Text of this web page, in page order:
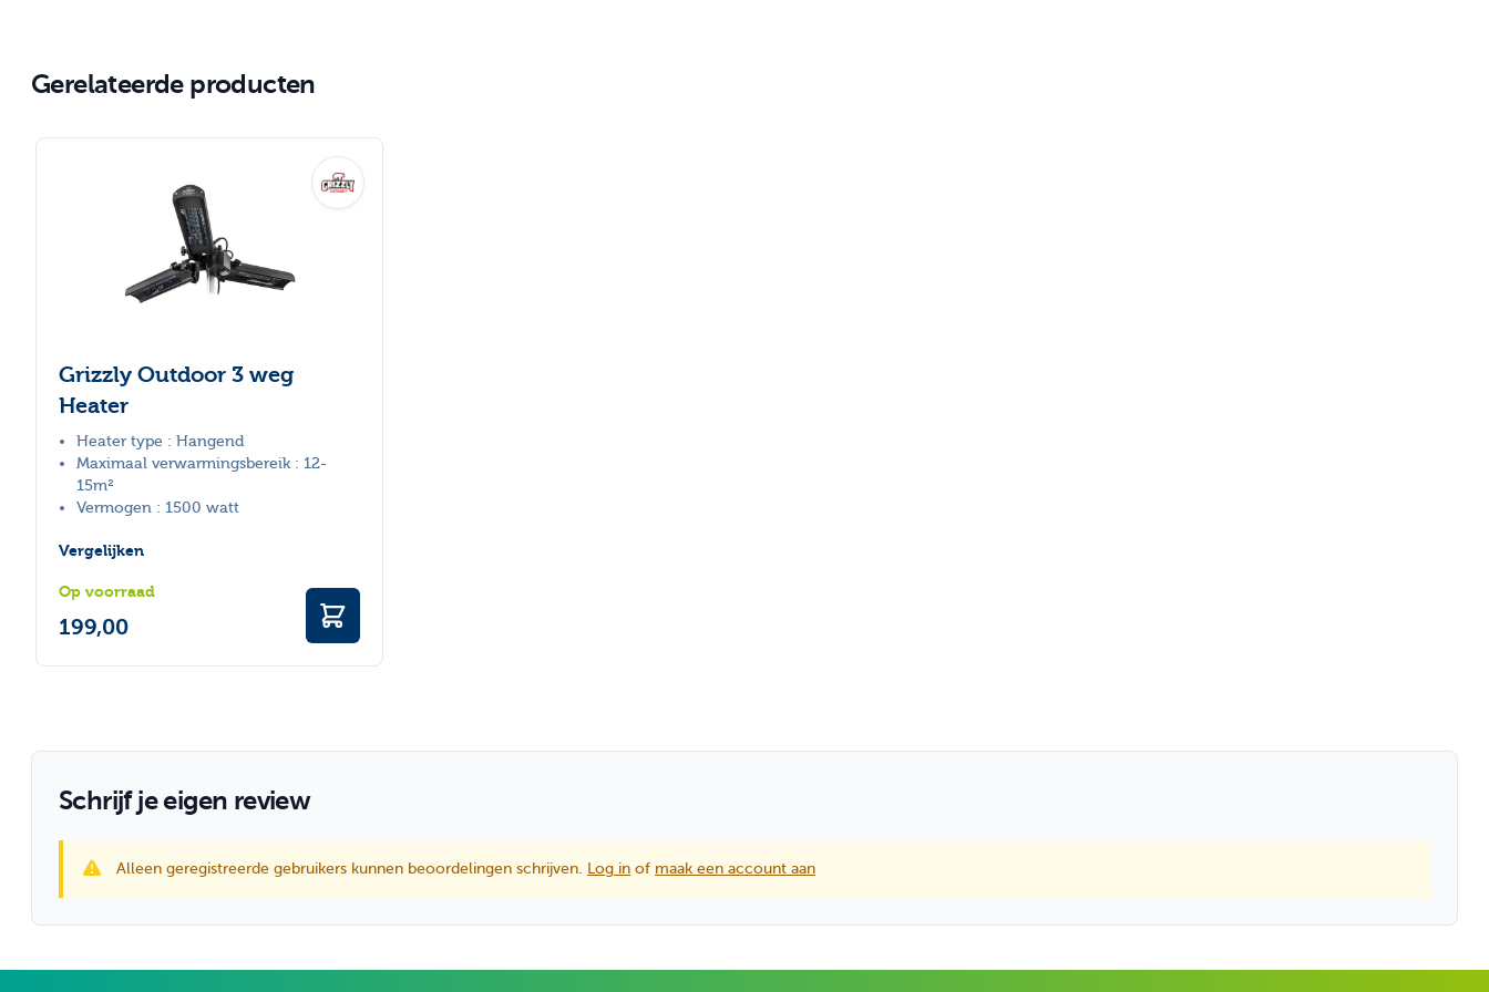
Gerelateerde producten
Navigeren door de elementen van de carrousel is mogelijk met de tabtoets. U kunt de carrousel overslaan of direct naar de carrouselnavigatie gaan met de overslaan links.
Druk om carrousel over te slaan
Grizzly Outdoor 3 weg
Heater
Heater type : Hangend
Maximaal verwarmingsbereik : 12-
15m²
Vermogen : 1500 watt
Vergelijken
Op voorraad
199,00
Schrijf je eigen review
Alleen geregistreerde gebruikers kunnen beoordelingen schrijven. Log in of maak een account aan